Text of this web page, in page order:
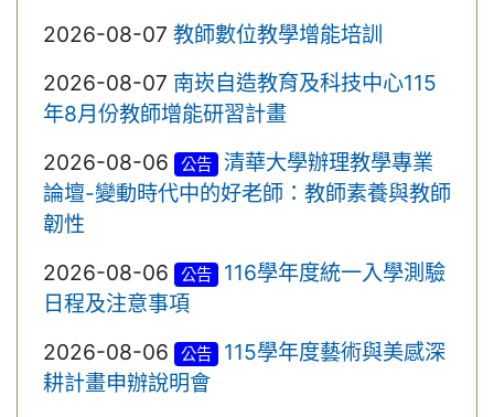
2026-08-07 教師數位教學增能培訓
2026-08-07 南崁自造教育及科技中心115
年8月份教師增能研習計畫
2026-08-06
公告
清華大學辦理教學專業
論壇-變動時代中的好老師：教師素養與教師
韌性
2026-08-06
公告
116學年度統一入學測驗
日程及注意事項
2026-08-06
公告
115學年度藝術與美感深
耕計畫申辦說明會